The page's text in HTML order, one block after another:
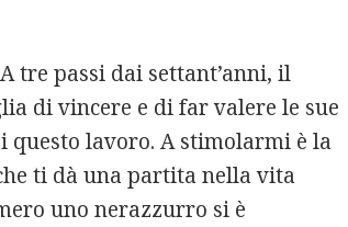
tre passi dai settant’anni, il
di vincere e di far valere le sue
questo lavoro. A stimolarmi è la
ti dà una partita nella vita
uno nerazzurro si è